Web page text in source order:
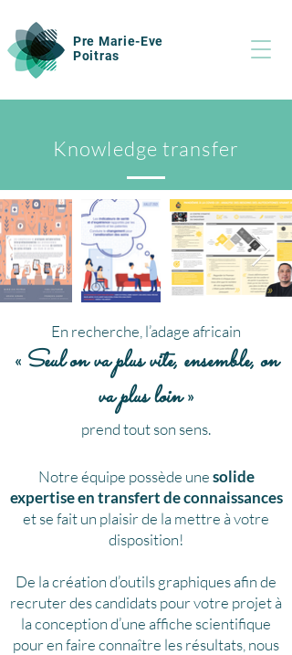
Pre Marie-Eve
Poitras
Knowledge transfer
En recherche, l’adage africain
« Seul on va plus vite, ensemble, on
va plus loin»
prend tout son sens.
Notre équipe possède unesolide
expertise en transfert de connaissances
et se fait un plaisir de la mettre à votre
disposition!
De la création d’outils graphiques afin de
recruter des candidats pour votre projet à
la conception d’une affiche scientifique
pour en faire connaître les résultats, nous